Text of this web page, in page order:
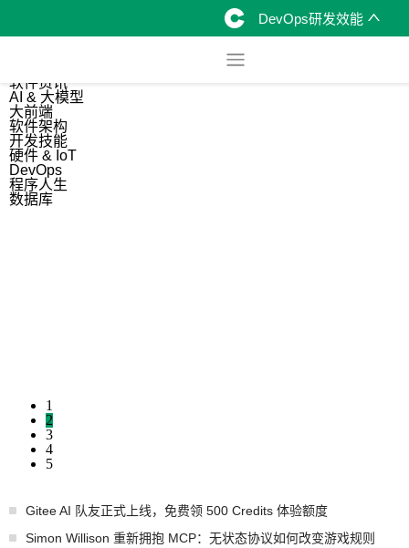
DevOps研发效能
软件资讯
AI & 大模型
大前端
软件架构
开发技能
硬件 & IoT
DevOps
程序人生
数据库
1
2
3
4
5
Gitee AI 队友正式上线，免费领 500 Credits 体验额度
Simon Willison 重新拥抱 MCP：无状态协议如何改变游戏规则